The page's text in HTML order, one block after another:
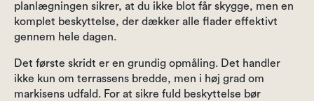
planlægningen sikrer, at du ikke blot får skygge, men en
komplet beskyttelse, der dækker alle flader effektivt
gennem hele dagen.
Det første skridt er en grundig opmåling. Det handler
ikke kun om terrassens bredde, men i høj grad om
markisens udfald. For at sikre fuld beskyttelse bør